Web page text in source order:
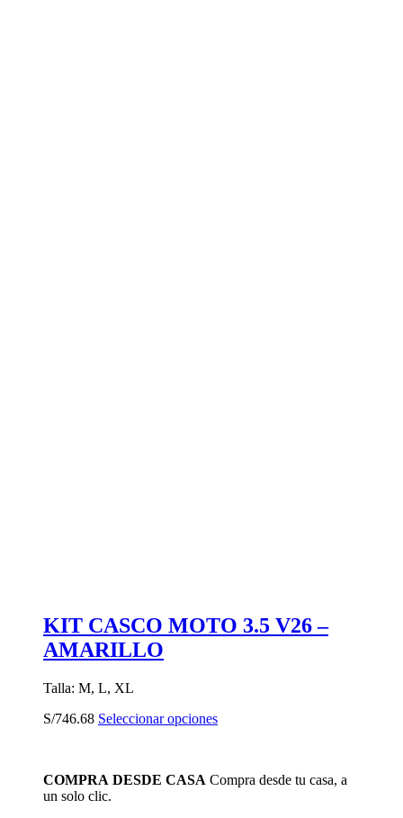
KIT CASCO MOTO 3.5 V26 –
AMARILLO
Talla: M, L, XL
S/746.68 Seleccionar opcionesEste
variantes.
COMPRA DESDE CASA Compra desde tu casa, a
un solo clic.